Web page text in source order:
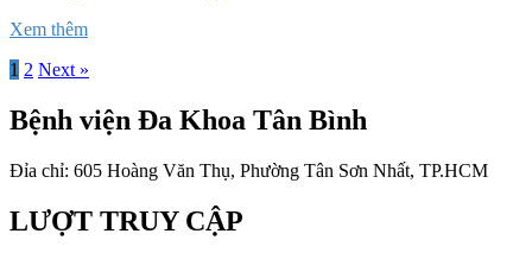
Xem thêm
1 2 Next »
Bệnh viện Đa Khoa Tân Bình
Đỉa chỉ: 605 Hoàng Văn Thụ, Phường Tân Sơn Nhất, TP.HCM
LƯỢT TRUY CẬP